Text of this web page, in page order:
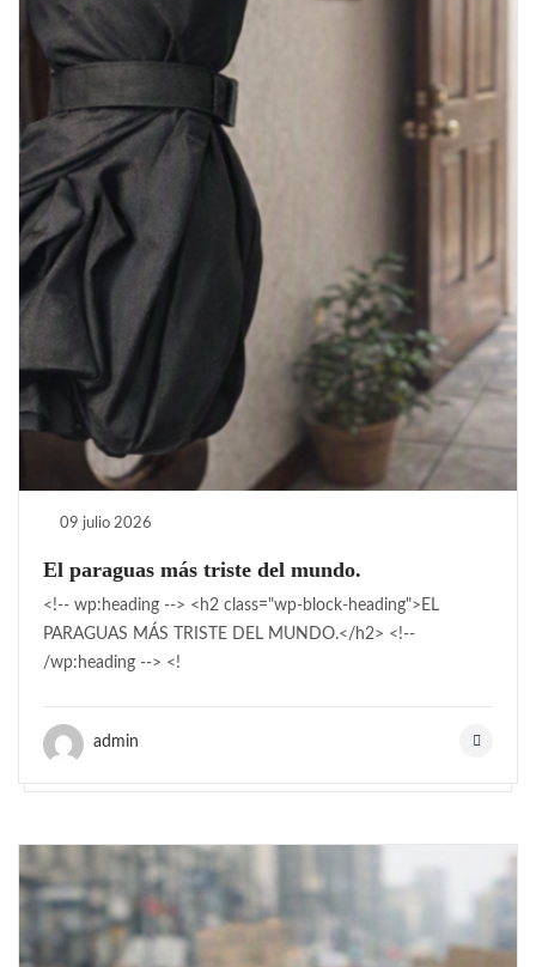
09 julio 2026
El paraguas más triste del mundo.
<!-- wp:heading --> <h2 class="wp-block-heading">EL
PARAGUAS MÁS TRISTE DEL MUNDO.</h2> <!--
/wp:heading --> <!
admin